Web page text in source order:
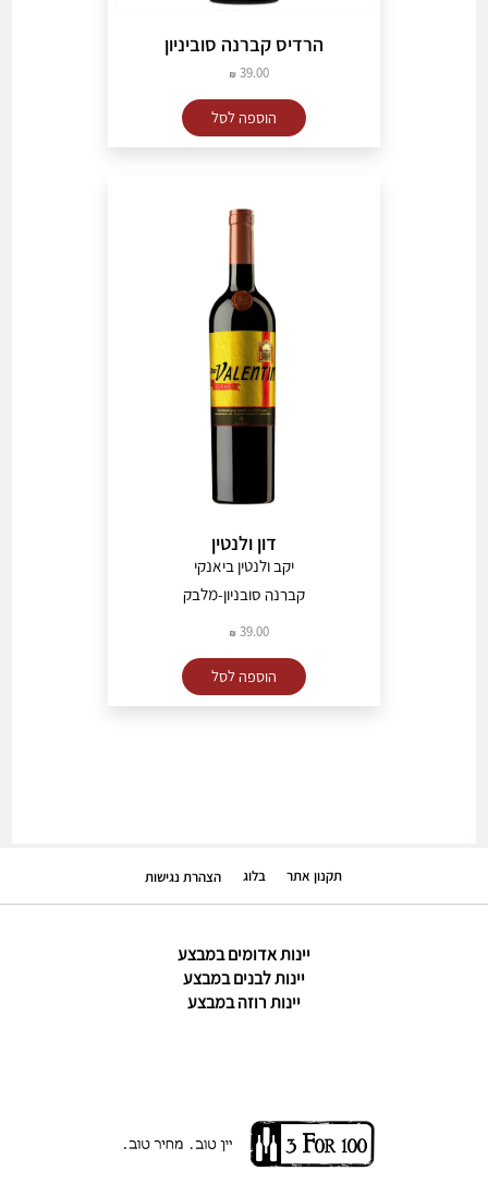
הרדיס קברנה סוביניון
39.00
הוספה לסל
דון ולנטין
יקב ולנטין ביאנקי
קברנה סובניון-מלבק
39.00
הוספה לסל
תקנון אתר בלוג הצהרת נגישות
יינות אדומים במבצע
יינות לבנים במבצע
יינות רוזה במבצע